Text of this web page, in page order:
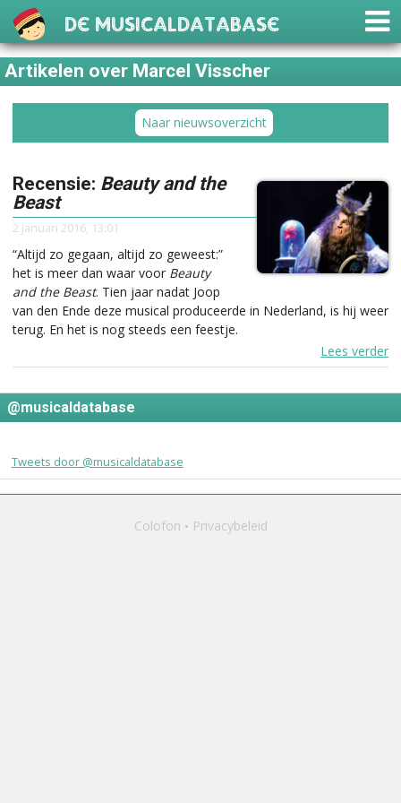
De Musicaldatabase
Artikelen over Marcel Visscher
Naar nieuwsoverzicht
Recensie: Beauty and the
Beast
2 januari 2016, 13:01
“Altijd zo gegaan, altijd zo geweest:”
het is meer dan waar voor Beauty
and the Beast. Tien jaar nadat Joop
van den Ende deze musical produceerde in Nederland, is hij weer
terug. En het is nog steeds een feestje.
Lees verder
@musicaldatabase
Tweets door @musicaldatabase
Colofon Privacybeleid